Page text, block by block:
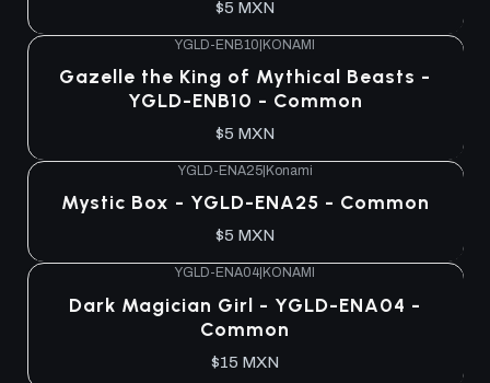
$5 MXN
YGLD-ENB10|KONAMI
Gazelle the King of Mythical Beasts -
YGLD-ENB10 - Common
$5 MXN
YGLD-ENA25| Konami
Mystic Box - YGLD-ENA25 - Common
$5 MXN
YGLD-ENA04 KONAMI
Dark Magician Girl - YGLD-ENA04 -
Common
$15 MXN